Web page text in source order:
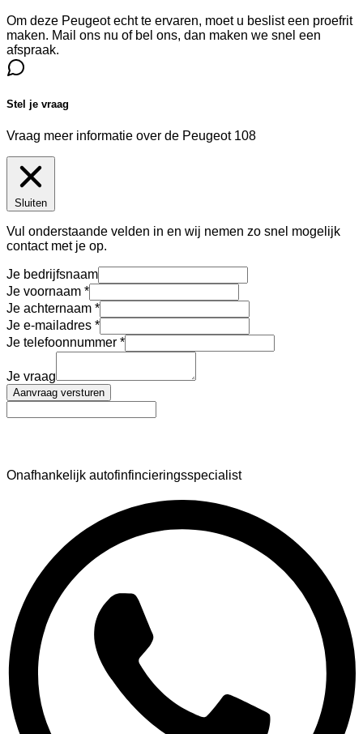
Om deze Peugeot echt te ervaren, moet u beslist een proefrit
maken. Mail ons nu of bel ons, dan maken we snel een
afspraak.
Stel je vraag
Vraag meer informatie over de Peugeot 108
Sluiten
Vul onderstaande velden in en wij nemen zo snel mogelijk
contact met je op.
Je bedrijfsnaam
Je voornaam
Je achternaam
Je e-mailadres
Je telefoonnummer
Je vraag
Aanvraag versturen
Onafhankelijk autofinfincieringsspecialist